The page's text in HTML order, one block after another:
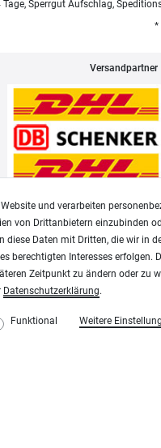
Sperrgut Aufschlag,
*
Versandpartner
Widerrufsrecht
Schneideplotter, Transferpressen, Siebdruck und
und verarbeiten
von Drittanbietern einzubinden
Daten mit Dritten, die wir in
berechtigten Interesses
Zeitpunkt zu ändern oder zu
Daten­schutz­erklärung.
Funktional Weitere